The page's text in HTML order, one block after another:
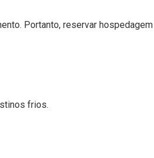
Portanto, reservar hospedagem
frios.